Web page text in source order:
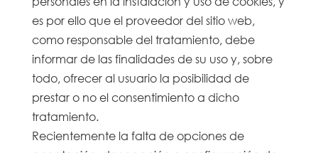
es por ello que el proveedor del sitio web,
como responsable del tratamiento, debe
informar de las finalidades de su uso y, sobre
todo, ofrecer al usuario la posibilidad de
prestar o no el consentimiento a dicho
tratamiento.
Recientemente la falta de opciones de